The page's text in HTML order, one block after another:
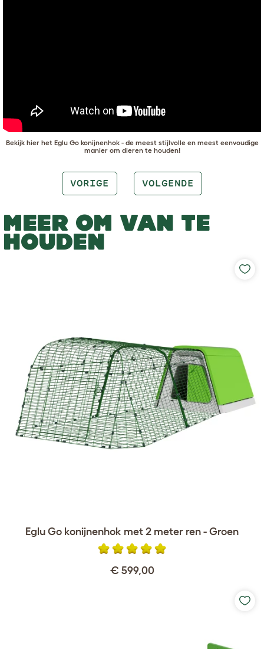
Bekijk hier het Eglu Go konijnenhok - de meest stijlvolle en meest eenvoudige
manier om dieren te houden!
VORIGE VOLGENDE
MEER OM VAN TE
HOUDEN
Eglu Go konijnenhok met 2 meter ren - Groen
€ 599,00